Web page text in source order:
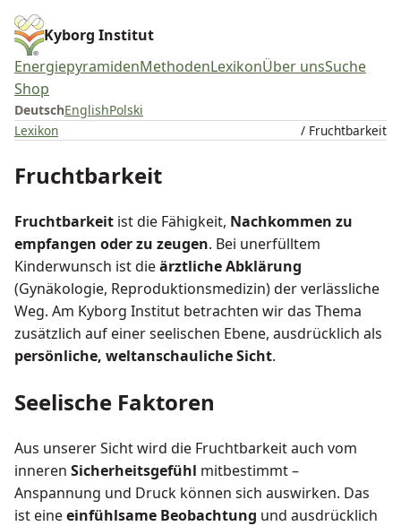
Kyborg Institut
EnergiepyramidenMethodenLexikonÜber unsSuche
Shop
DeutschEnglishPolski
Lexikon
/ Fruchtbarkeit
Fruchtbarkeit
Fruchtbarkeit ist die Fähigkeit, Nachkommen zu
empfangen oder zu zeugen. Bei unerfülltem
Kinderwunsch ist dieärztliche Abklärung
(Gynäkologie, Reproduktionsmedizin) der verlässliche
Weg. Am Kyborg Institut betrachten wir das Thema
zusätzlich auf einer seelischen Ebene, ausdrücklich als
persönliche, weltanschauliche Sicht.
Seelische Faktoren
Aus unserer Sicht wird die Fruchtbarkeit auch vom
inneren Sicherheitsgefühl mitbestimmt –
Anspannung und Druck können sich auswirken. Das
ist eineeinfühlsame Beobachtung und ausdrücklich